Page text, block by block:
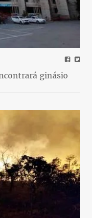
ginásio